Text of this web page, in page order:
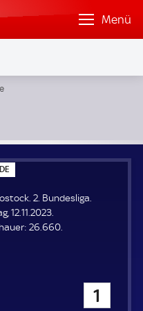
Menü
P
E
L
E
N
2. Bundesliga.
12.11.2023.
Z
26.660.
1